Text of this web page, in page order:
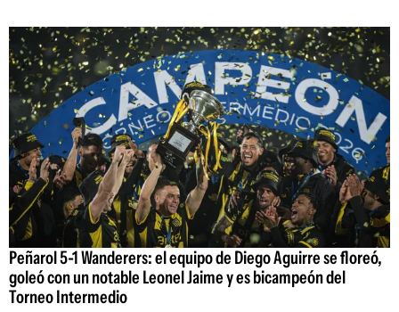
Peñarol 5-1 Wanderers: el equipo de Diego Aguirre se floreó,
goleó con un notable Leonel Jaime y es bicampeón del
Torneo Intermedio